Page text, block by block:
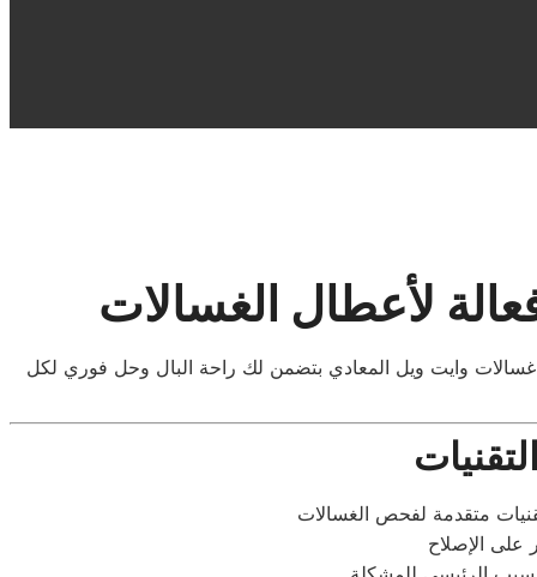
لأعطال الغسالات
وايت ويل المعادي بتضمن لك راحة البال وحل فوري لكل